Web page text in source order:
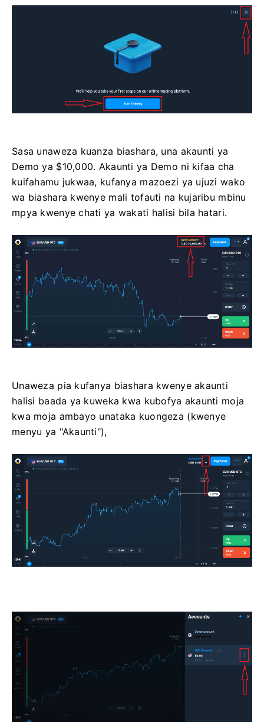
Sasa unaweza kuanza biashara, una akaunti ya
Demo ya $10,000. Akaunti ya Demo ni kifaa cha
kuifahamu jukwaa, kufanya mazoezi ya ujuzi wako
wa biashara kwenye mali tofauti na kujaribu mbinu
mpya kwenye chati ya wakati halisi bila hatari.
Unaweza pia kufanya biashara kwenye akaunti
halisi baada ya kuweka kwa kubofya akaunti moja
kwa moja ambayo unataka kuongeza (kwenye
menyu ya "Akaunti"),